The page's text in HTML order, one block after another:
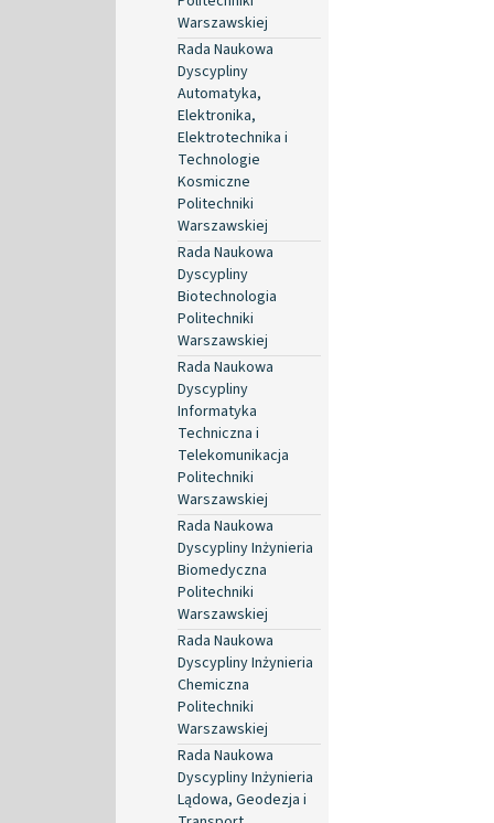
Warszawskiej
Rada Naukowa
Dyscypliny
Automatyka,
Elektronika,
Elektrotechnika i
Technologie
Kosmiczne
Politechniki
Warszawskiej
Rada Naukowa
Dyscypliny
Biotechnologia
Politechniki
Warszawskiej
Rada Naukowa
Dyscypliny
Informatyka
Techniczna i
Telekomunikacja
Politechniki
Warszawskiej
Rada Naukowa
Dyscypliny Inżynieria
Biomedyczna
Politechniki
Warszawskiej
Rada Naukowa
Dyscypliny Inżynieria
Chemiczna
Politechniki
Warszawskiej
Rada Naukowa
Dyscypliny Inżynieria
Lądowa, Geodezja i